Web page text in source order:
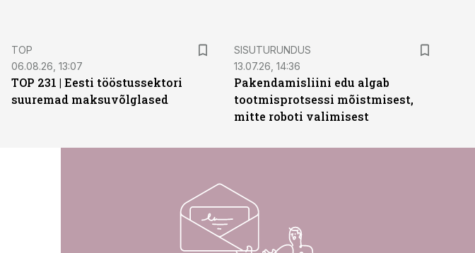
TOP
06.08.26, 13:07
TOP 231 | Eesti tööstussektori
suuremad maksuvõlglased
ST
SISUTURUNDUS
13.07.26, 14:36
Pakendamisliini edu algab
tootmisprotsessi mõistmisest,
mitte roboti valimisest